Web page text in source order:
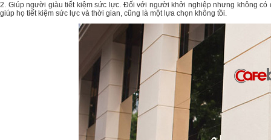
2. Giúp người giàu tiết kiệm sức lực. Đối với người khởi nghiệp nhưng không
giúp họ tiết kiệm sức lực và thời gian, cũng là một lựa chọn không tồi.